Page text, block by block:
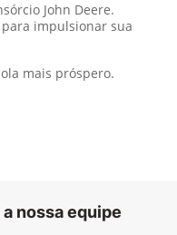
John Deere.
impulsionar sua
mais próspero.
nossa equipe